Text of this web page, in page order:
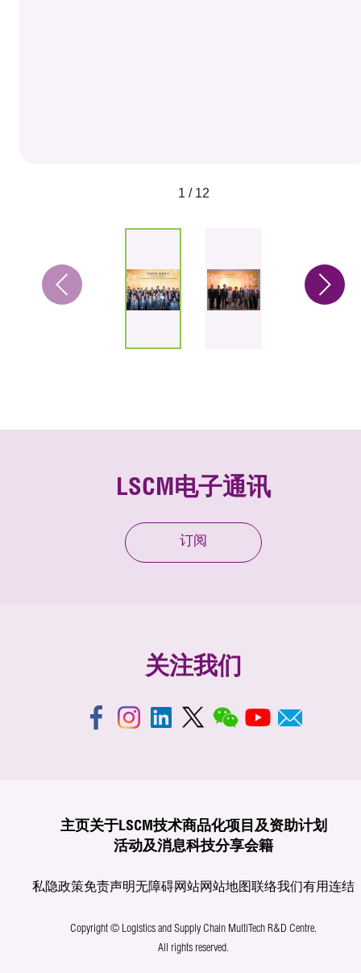
1 / 12
LSCM电子通讯
订阅
关注我们
主页关于LSCM技术商品化项目及资助计划
活动及消息科技分享会籍
私隐政策免责声明无障碍网站网站地图联络我们有用连结
Copyright © Logistics and Supply Chain MultiTech R&D Centre.
All rights reserved.